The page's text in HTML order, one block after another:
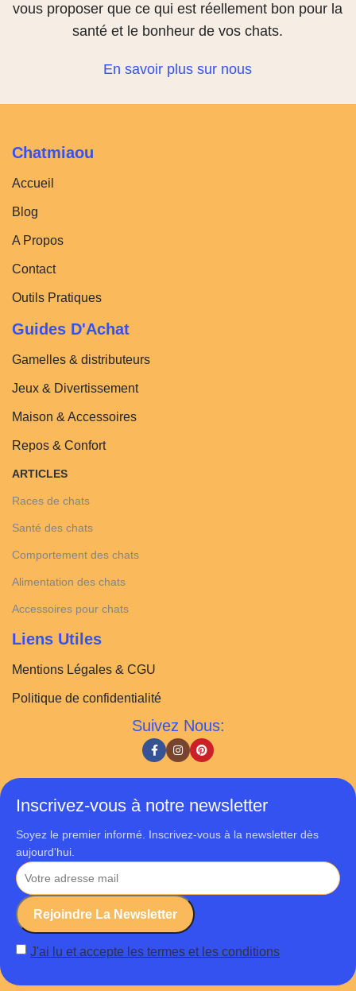
vous proposer que ce qui est réellement bon pour la
santé et le bonheur de vos chats.
En savoir plus sur nous
Chatmiaou
Accueil
Blog
A Propos
Contact
Outils Pratiques
Guides D'Achat
Gamelles & distributeurs
Jeux & Divertissement
Maison & Accessoires
Repos & Confort
ARTICLES
Races de chats
Santé des chats
Comportement des chats
Alimentation des chats
Accessoires pour chats
Liens Utiles
Mentions Légales & CGU
Politique de confidentialité
Suivez Nous:
Inscrivez-vous à notre newsletter
Soyez le premier informé. Inscrivez-vous à la newsletter dès
aujourd'hui.
J'ai lu et accepte les termes et les conditions